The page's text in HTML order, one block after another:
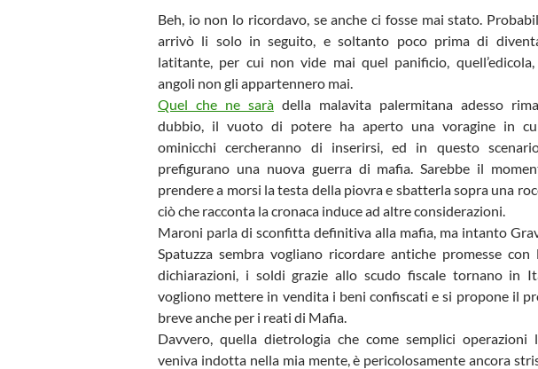
Beh, io non lo ricordavo, se anche ci fosse mai stato.
arrivò li solo in seguito, e soltanto poco prima di
latitante, per cui non vide mai quel panificio, quell’edicola,
angoli non gli appartennero mai.
Quel che ne sarà della malavita palermitana adesso
dubbio, il vuoto di potere ha aperto una voragine in
ominicchi cercheranno di inserirsi, ed in questo
prefigurano una nuova guerra di mafia. Sarebbe il
prendere a morsi la testa della piovra e sbatterla sopra una
ciò che racconta la cronaca induce ad altre considerazioni.
Maroni parla di sconfitta definitiva alla mafia, ma intanto
Spatuzza sembra vogliano ricordare antiche promesse
dichiarazioni, i soldi grazie allo scudo fiscale tornano in
vogliono mettere in vendita i beni confiscati e si propone il
breve anche per i reati di Mafia.
Davvero, quella dietrologia che come semplici operazioni
veniva indotta nella mia mente, è pericolosamente ancora